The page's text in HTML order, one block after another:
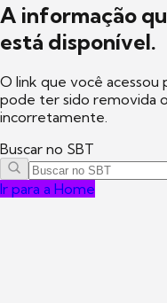
A informação
está disponível.
O link que você acessou
pode ter sido removida
incorretamente.
Buscar no SBT
Ir para a Home